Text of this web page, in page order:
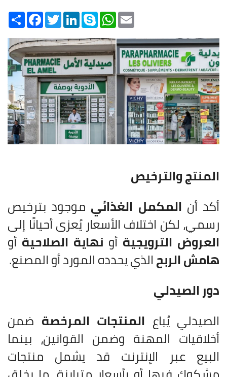
Share
FacebookTwitterLinkedInSkype
WhatsAppEmail
المنتج والترخيص
أكد أن المكمل الغذائي موجود بترخيص
رسمي، لكن اختلاف الأسعار يُعزى أحيانًا إلى
العروض الترويجية أو نهاية الصلاحية أو
هامش الربحالذي يحدده المورد أو المصنع.
دور الصيدلي
الصيدلي يُباع المنتجات المرخصة ضمن
أخلاقيات المهنة وضمن القوانين، بينما
البيع عبر الإنترنت قد يشمل منتجات